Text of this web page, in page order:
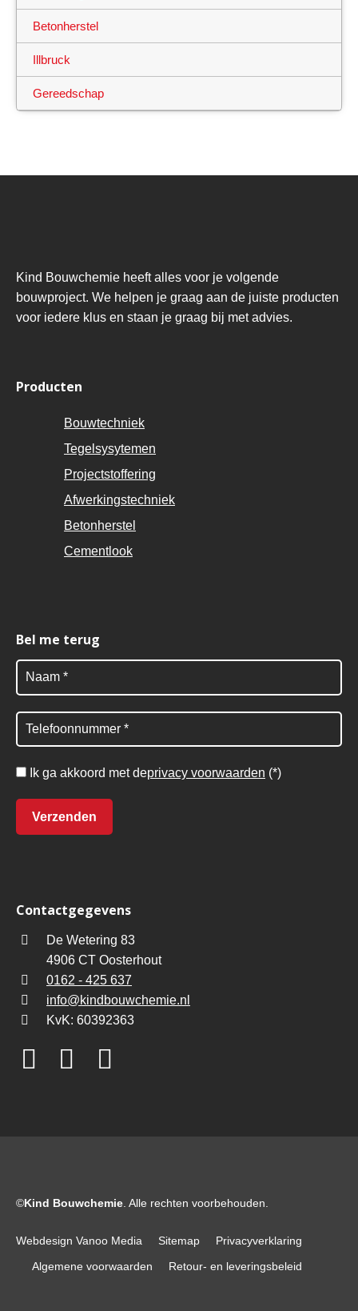
Betonherstel
Illbruck
Gereedschap
Kind Bouwchemie heeft alles voor je volgende
bouwproject. We helpen je graag aan de juiste producten
voor iedere klus en staan je graag bij met advies.
Producten
Bouwtechniek
Tegelsysytemen
Projectstoffering
Afwerkingstechniek
Betonherstel
Cementlook
Bel me terug
Ik ga akkoord met deprivacy voorwaarden (*)
Contactgegevens
De Wetering 83
4906 CT Oosterhout
0162 - 425 637
info@kindbouwchemie.nl
KvK: 60392363
©Kind Bouwchemie . Alle rechten voorbehouden.
Webdesign Vanoo Media Sitemap
Privacyverklaring
Algemene voorwaarden
Retour- en leveringsbeleid